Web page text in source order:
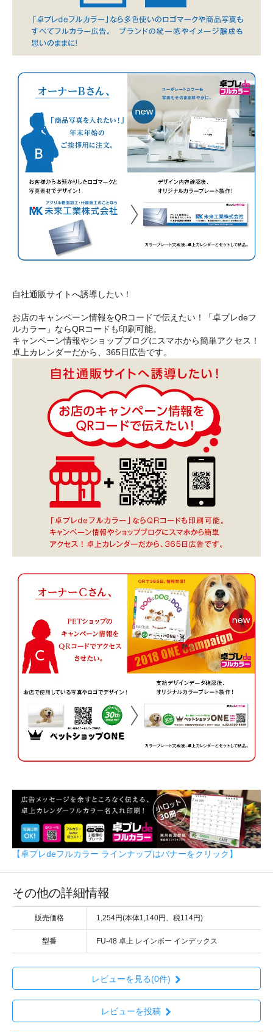
自社通販サイトへ誘導したい！
お店のキャンペーン情報をQRコードで伝えたい！「卓プレdeフ
ルカラー」ならQRコードも印刷可能。
キャンペーン情報やショップブログにスマホから簡単アクセス！
卓上カレンダーだから、365日広告です。
【卓プレdeフルカラー ラインナップはバナーをクリック】
その他の詳細情報
販売価格 1,254円(本体1,140円、税114円)
型番 FU-48 卓上 レインボー インデックス
レビューを見る(0件)
レビューを投稿